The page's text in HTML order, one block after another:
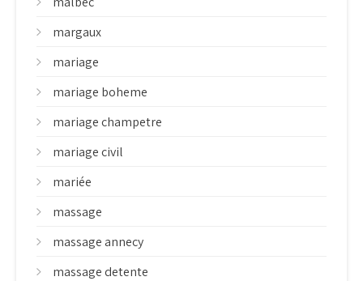
margaux
mariage
mariage boheme
mariage champetre
mariage civil
mariée
massage
massage annecy
massage detente